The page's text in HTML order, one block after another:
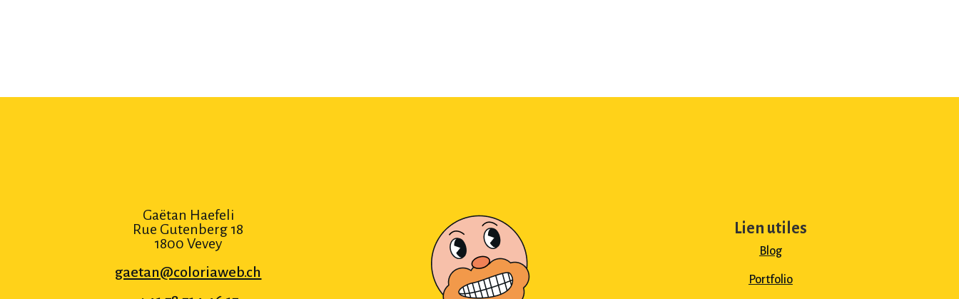
Gaëtan Haefeli
Rue Gutenberg 18
1800 Vevey
gaetan@coloriaweb.ch
Lien utiles
Blog
Portfolio